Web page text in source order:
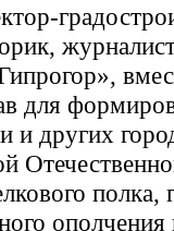
для
и других
полка,